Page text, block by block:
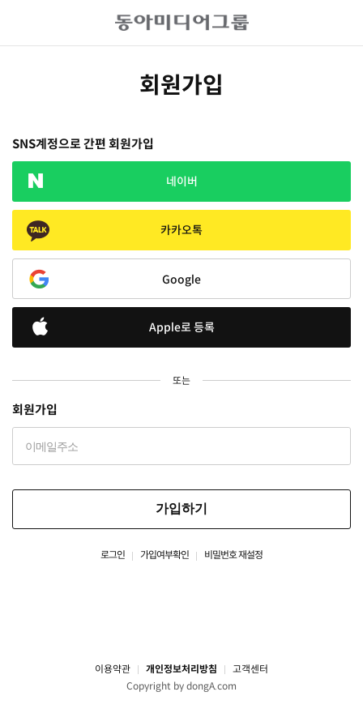
회원가입
SNS계정으로 간편 회원가입
네이버
카카오톡
Google
Apple로 등록
또는
회원가입
가입하기
로그인 가입여부확인 비밀번호 재설정
이용약관 개인정보처리방침
고객센터
Copyright by dongA.com